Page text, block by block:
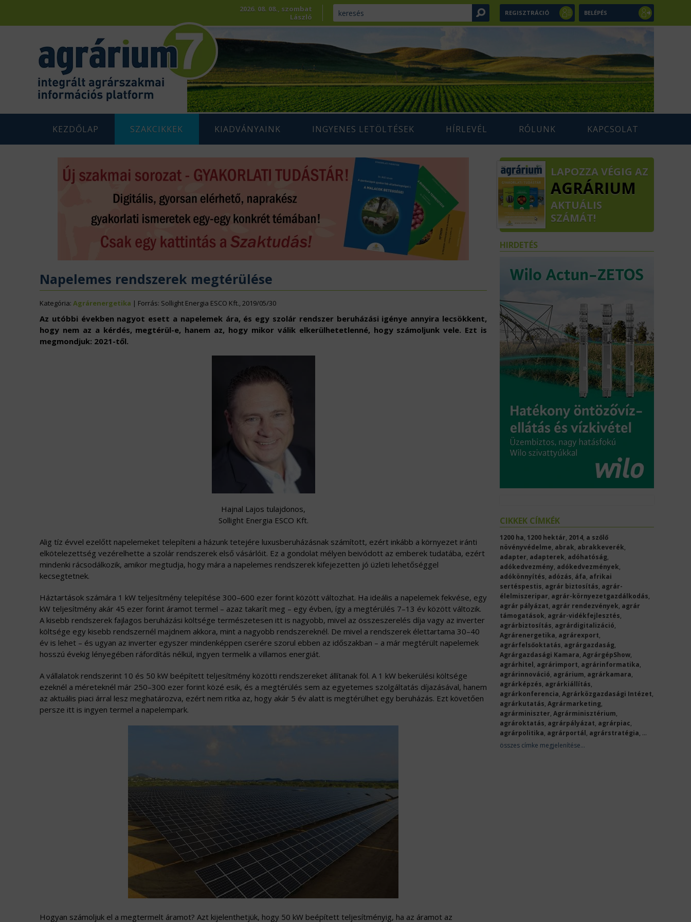
REGISZTRÁCIÓ BELÉPÉS
2026. 08. 08., szombat
László
KEZDŐLAP SZAKCIKKEK
AGRÁRENERGETIKA
FENNTARTHATÓ
AGRÁRGAZDASÁG
GÉPESÍTÉS
AGRÁRTÁMOGATÁSOK KAMARA
ÁLLATTENYÉSZTÉS NÖVÉNYTERMESZTÉS
ÉLELMISZERIPAR NÖVÉNYVÉDELEM
EURÓPAI UNIÓ VIDÉKFEJLESZTÉS
KIADVÁNYAINK
AGRÁRIUM SZAKLAP
AGRÁR SZAKKÖNYVEK
INGYENES LETÖLTÉSEK
AGRÁRIUM MAGAZIN ARCHÍVUM
SZAKMAI TANULMÁNYOK
HÍRLEVÉL RÓLUNK KAPCSOLAT
Napelemes rendszerek megtérülése
Kategória: Agrárenergetika | Forrás: Sollight Energia ESCO Kft., 2019/05/30
Az utóbbi években nagyot esett a napelemek ára, és egy szolár rendszer beruházási igénye annyira lecsökkent,
hogy nem az a kérdés, megtérül-e, hanem az, hogy mikor válik elkerülhetetlenné, hogy számoljunk vele. Ezt is
megmondjuk: 2021-től.
Hajnal Lajos tulajdonos,
Sollight Energia ESCO Kft.
Alig tíz évvel ezelőtt napelemeket telepíteni a házunk tetejére luxusberuházásnak számított, ezért inkább a környezet iránti
elkötelezettség vezérelhette a szolár rendszerek első vásárlóit. Ez a gondolat mélyen beivódott az emberek tudatába, ezért
mindenki rácsodálkozik, amikor megtudja, hogy mára a napelemes rendszerek kifejezetten jó üzleti lehetőséggel
kecsegtetnek.
Háztartások számára 1 kW teljesítmény telepítése 300–600 ezer forint között változhat. Ha ideális a napelemek fekvése, egy
kW teljesítmény akár 45 ezer forint áramot termel – azaz takarít meg – egy évben, így a megtérülés 7–13 év között változik.
A kisebb rendszerek fajlagos beruházási költsége természetesen itt is nagyobb, mivel az összeszerelés díja vagy az inverter
költsége egy kisebb rendszernél majdnem akkora, mint a nagyobb rendszereknél. De mivel a rendszerek élettartama 30–40
év is lehet – és ugyan az inverter egyszer mindenképpen cserére szorul ebben az időszakban – a már megtérült napelemek
hosszú évekig lényegében ráfordítás nélkül, ingyen termelik a villamos energiát.
A vállalatok rendszerint 10 és 50 kW beépített teljesítmény közötti rendszereket állítanak föl. A 1 kW bekerülési költsége
ezeknél a méreteknél már 250–300 ezer forint közé esik, és a megtérülés sem az egyetemes szolgáltatás díjazásával, hanem
az aktuális piaci árral lesz meghatározva, ezért nem ritka az, hogy akár 5 év alatt is megtérülhet egy beruházás. Ezt követően
persze itt is ingyen termel a napelempark.
Hogyan számoljuk el a megtermelt áramot? Azt kijelenthetjük, hogy 50 kW beépített teljesítményig, ha az áramot az
LAPOZZA VÉGIG AZ
AGRÁRIUM
AKTUÁLIS
SZÁMÁT!
HIRDETÉS
CIKKEK CÍMKÉK
1200 ha, 1200 hektár, 2014, a szőlő
növényvédelme, abrak, abrakkeverék,
adapter, adapterek, adóhatóság,
adókedvezmény, adókedvezmények,
adókönnyítés, adózás, áfa, afrikai
sertéspestis, agrár biztosítás, agrár-
élelmiszeripar, agrár-környezetgazdálkodás,
agrár pályázat, agrár rendezvények, agrár
támogatások, agrár-vidékfejlesztés,
agrárbiztosítás, agrárdigitalizáció,
Agrárenergetika, agrárexport,
agrárfelsőoktatás, agrárgazdaság,
Agrárgazdasági Kamara, AgrárgépShow,
agrárhitel, agrárimport, agrárinformatika,
agrárinnováció, agrárium, agrárkamara,
agrárképzés, agrárkiállítás,
agrárkonferencia, Agrárközgazdasági Intézet,
agrárkutatás, Agrármarketing,
agrárminiszter, Agrárminisztérium,
agrároktatás, agrárpályázat, agrárpiac,
agrárpolitika, agrárportál, agrárstratégia, ...
összes címke megjelenítése...